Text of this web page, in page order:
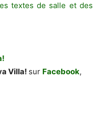
textes de salle et des
Villa! sur Facebook,